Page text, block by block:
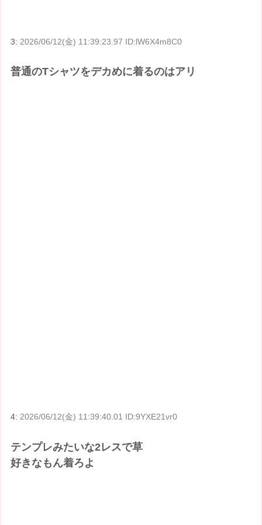
3: 2026/06/12(金) 11:39:23.97 ID:lW6X4m8C0
普通のTシャツをデカめに着るのはアリ
4:2026/06/12(金) 11:39:40.01 ID:9YXE21vr0
テンプレみたいな2レスで草
好きなもん着ろよ